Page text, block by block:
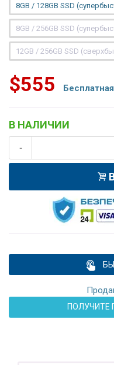
8GB / 128GB SSD
8GB / 256GB SSD
12GB / 256GB SSD
$555
В НАЛИЧИИ
-
ПОЛУЧИТЕ